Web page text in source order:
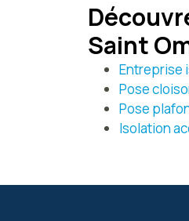
Saint
Entreprise
Pose
Pose
Isolation